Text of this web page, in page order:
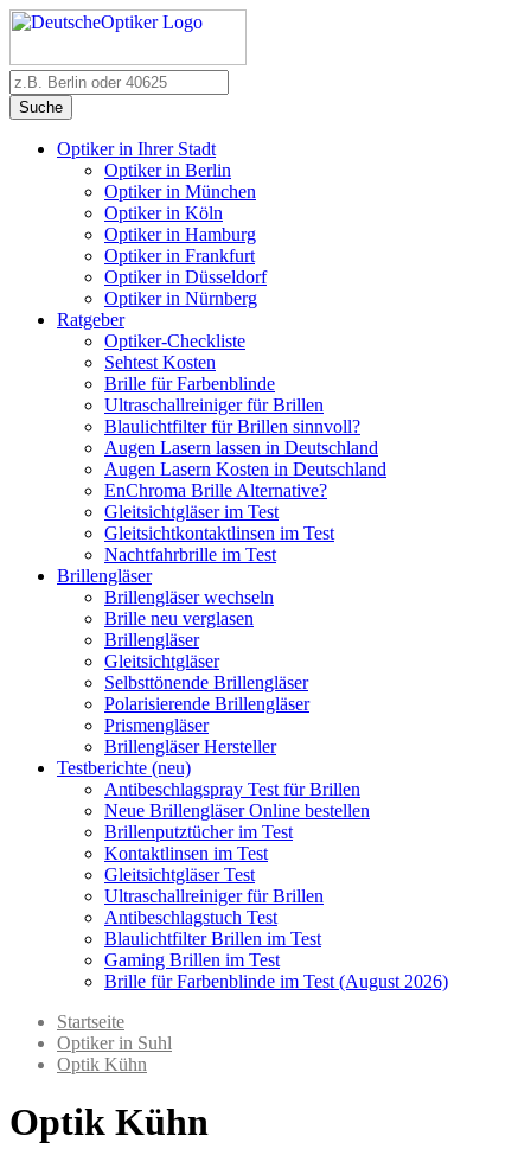
Suche
Optiker in Ihrer Stadt
Optiker in Berlin
Optiker in München
Optiker in Köln
Optiker in Hamburg
Optiker in Frankfurt
Optiker in Düsseldorf
Optiker in Nürnberg
Ratgeber
Optiker-Checkliste
Sehtest Kosten
Brille für Farbenblinde
Ultraschallreiniger für Brillen
Blaulichtfilter für Brillen sinnvoll?
Augen Lasern lassen in Deutschland
Augen Lasern Kosten in Deutschland
EnChroma Brille Alternative?
Gleitsichtgläser im Test
Gleitsichtkontaktlinsen im Test
Nachtfahrbrille im Test
Brillengläser
Brillengläser wechseln
Brille neu verglasen
Brillengläser
Gleitsichtgläser
Selbsttönende Brillengläser
Polarisierende Brillengläser
Prismengläser
Brillengläser Hersteller
Testberichte (neu)
Antibeschlagspray Test für Brillen
Neue Brillengläser Online bestellen
Brillenputztücher im Test
Kontaktlinsen im Test
Gleitsichtgläser Test
Ultraschallreiniger für Brillen
Antibeschlagstuch Test
Blaulichtfilter Brillen im Test
Gaming Brillen im Test
Brille für Farbenblinde im Test (August 2026)
Startseite
Optiker in Suhl
Optik Kühn
Optik Kühn